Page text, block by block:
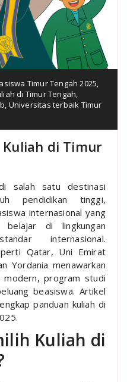
Timur Tengah 2025,
di Timur Tengah,
, Universitas terbaik Timur
Kuliah di Timur
salah satu destinasi
pendidikan tinggi,
internasional yang
belajar di lingkungan
internasional.
Qatar, Uni Emirat
Yordania menawarkan
modern, program studi
beasiswa. Artikel
panduan kuliah di
Kuliah di